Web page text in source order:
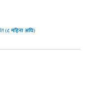
(८महिना अघि)